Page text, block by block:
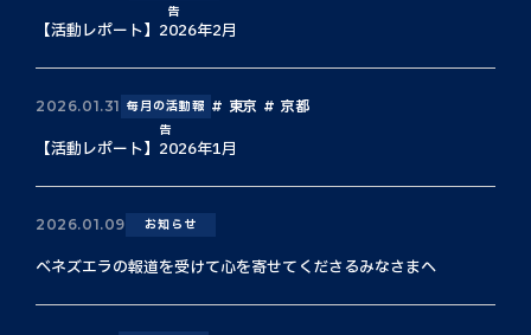
告
【活動レポート】2026年2月
2026.01.31 毎月の活動報
告
東京 京都
【活動レポート】2026年1月
2026.01.09 お知らせ
ベネズエラの報道を受けて心を寄せてくださるみなさまへ